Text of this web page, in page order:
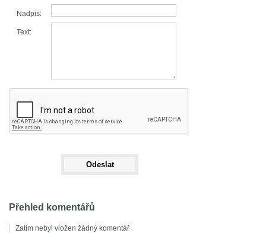
Nadpis:
Text:
Přehled komentářů
Zatím nebyl vložen žádný komentář